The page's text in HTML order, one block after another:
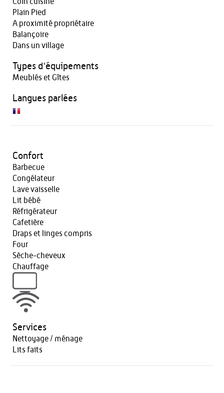
Plain Pied
A proximité propriétaire
Balançoire
Dans un village
Types d'équipements
Meublés et Gîtes
Langues parlées
Confort
Barbecue
Congélateur
Lave vaisselle
Lit bébé
Réfrigérateur
Cafetière
Draps et linges compris
Four
Sèche-cheveux
Chauffage
Services
Nettoyage / ménage
Lits faits